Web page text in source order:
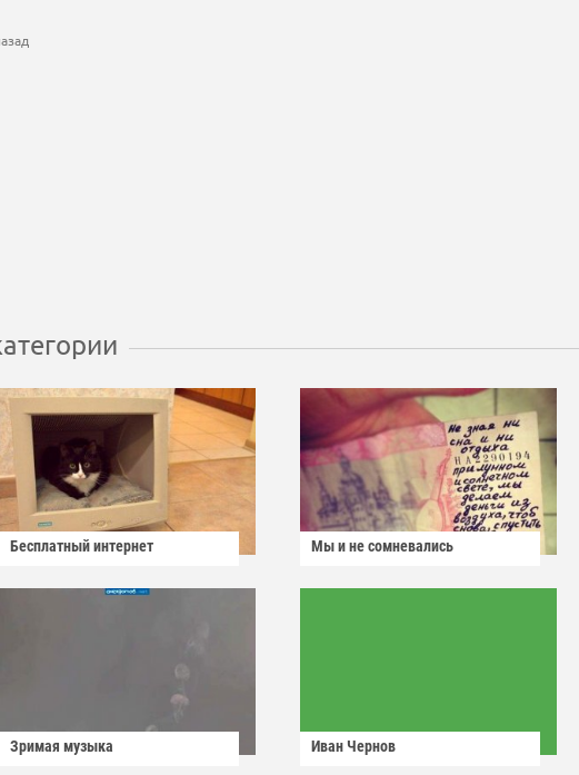
Бесплатный интернет Мы и не сомневались
Зримая музыка Иван Чернов